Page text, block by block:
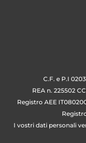
C.F. e P.I
REA n. 225502
Registro AEE
I vostri dati personali